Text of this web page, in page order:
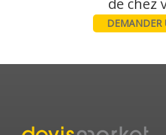
DEMANDER